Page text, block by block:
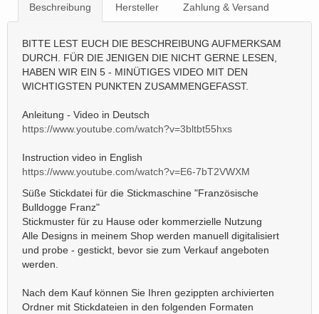
Beschreibung Hersteller Zahlung & Versand
BITTE LEST EUCH DIE BESCHREIBUNG AUFMERKSAM
DURCH. FÜR DIE JENIGEN DIE NICHT GERNE LESEN,
HABEN WIR EIN 5 - MINÜTIGES VIDEO MIT DEN
WICHTIGSTEN PUNKTEN ZUSAMMENGEFASST.
Anleitung - Video in Deutsch
https://www.youtube.com/watch?v=3bltbt55hxs
Instruction video in English
https://www.youtube.com/watch?v=E6-7bT2VWXM
Süße Stickdatei für die Stickmaschine "Französische
Bulldogge Franz"
Stickmuster für zu Hause oder kommerzielle Nutzung
Alle Designs in meinem Shop werden manuell digitalisiert
und probe - gestickt, bevor sie zum Verkauf angeboten
werden.
Nach dem Kauf können Sie Ihren gezippten archivierten
Ordner mit Stickdateien in den folgenden Formaten